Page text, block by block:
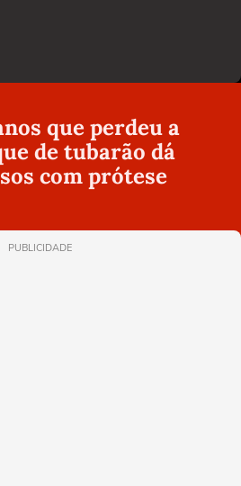
que perdeu a
de tubarão dá
com prótese
PUBLICIDADE